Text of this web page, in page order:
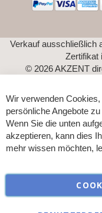
Verkauf ausschließlich
Zertifikat
© 2026 AKZENT
Wir verwenden
persönliche Angebote
Wenn Sie die unten
akzeptieren, kann dies
mehr wissen möchten,